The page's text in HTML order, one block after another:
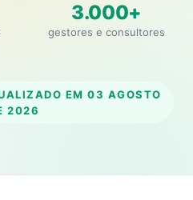
3.000+
gestores e consultores
EM 03 AGOSTO
2026